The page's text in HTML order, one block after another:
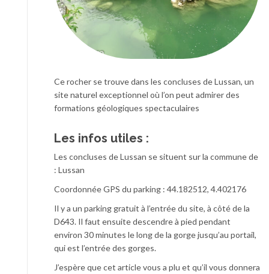
Ce rocher se trouve dans les concluses de Lussan, un
site naturel exceptionnel où l’on peut admirer des
formations géologiques spectaculaires
Les infos utiles :
Les concluses de Lussan se situent sur la commune de
: Lussan
Coordonnée GPS du parking : 44.182512, 4.402176
Il y a un parking gratuit à l’entrée du site, à côté de la
D643. Il faut ensuite descendre à pied pendant
environ 30 minutes le long de la gorge jusqu’au portail,
qui est l’entrée des gorges.
J’espère que cet article vous a plu et qu’il vous donnera